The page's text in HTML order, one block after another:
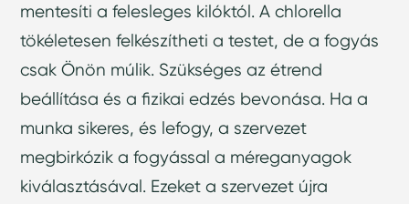
mentesíti a felesleges kilóktól. A chlorella
tökéletesen felkészítheti a testet, de a fogyás
csak Önön múlik. Szükséges az étrend
beállítása és a fizikai edzés bevonása. Ha a
munka sikeres, és lefogy, a szervezet
megbirkózik a fogyással a méreganyagok
kiválasztásával. Ezeket a szervezet újra